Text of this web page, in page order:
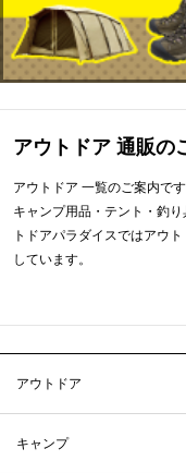
アウトドア 通販の
アウトドア 一覧のご案内です
キャンプ用品・テント・釣
トドアパラダイスではアウ
しています。
アウトドア
キャンプ